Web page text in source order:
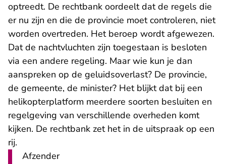
optreedt. De rechtbank oordeelt dat de regels die
er nu zijn en die de provincie moet controleren, niet
worden overtreden. Het beroep wordt afgewezen.
Dat de nachtvluchten zijn toegestaan is besloten
via een andere regeling. Maar wie kun je dan
aanspreken op de geluidsoverlast? De provincie,
de gemeente, de minister? Het blijkt dat bij een
helikopterplatform meerdere soorten besluiten en
regelgeving van verschillende overheden komt
kijken. De rechtbank zet het in de uitspraak- U
op een
rij.
Afzender